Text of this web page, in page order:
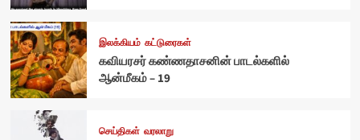
இலக்கியம் கட்டுரைகள்
கவியரசர் கண்ணதாசனின் பாடல்களில்
ஆன்மீகம் – 19
செய்திகள் வரலாறு